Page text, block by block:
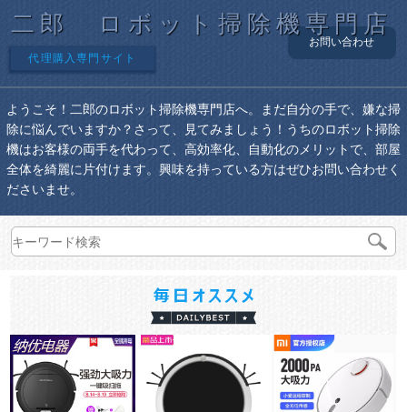
二郎 ロボット掃除機専門店
代理購入専門サイト
お問い合わせ
ようこそ！二郎のロボット掃除機専門店へ。まだ自分の手で、嫌な掃
除に悩んでいますか？さって、見てみましょう！うちのロボット掃除
機はお客様の両手を代わって、高効率化、自動化のメリットで、部屋
全体を綺麗に片付けます。興味を持っている方はぜひお問い合わせく
ださいませ。